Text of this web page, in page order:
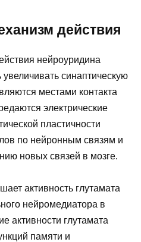
действия
нейроуридина
увеличивать синаптическую
местами контакта
электрические
пластичности
по нейронным связям и
новых связей в мозге.
активность глутамата
нейромедиатора в
активности глутамата
памяти и